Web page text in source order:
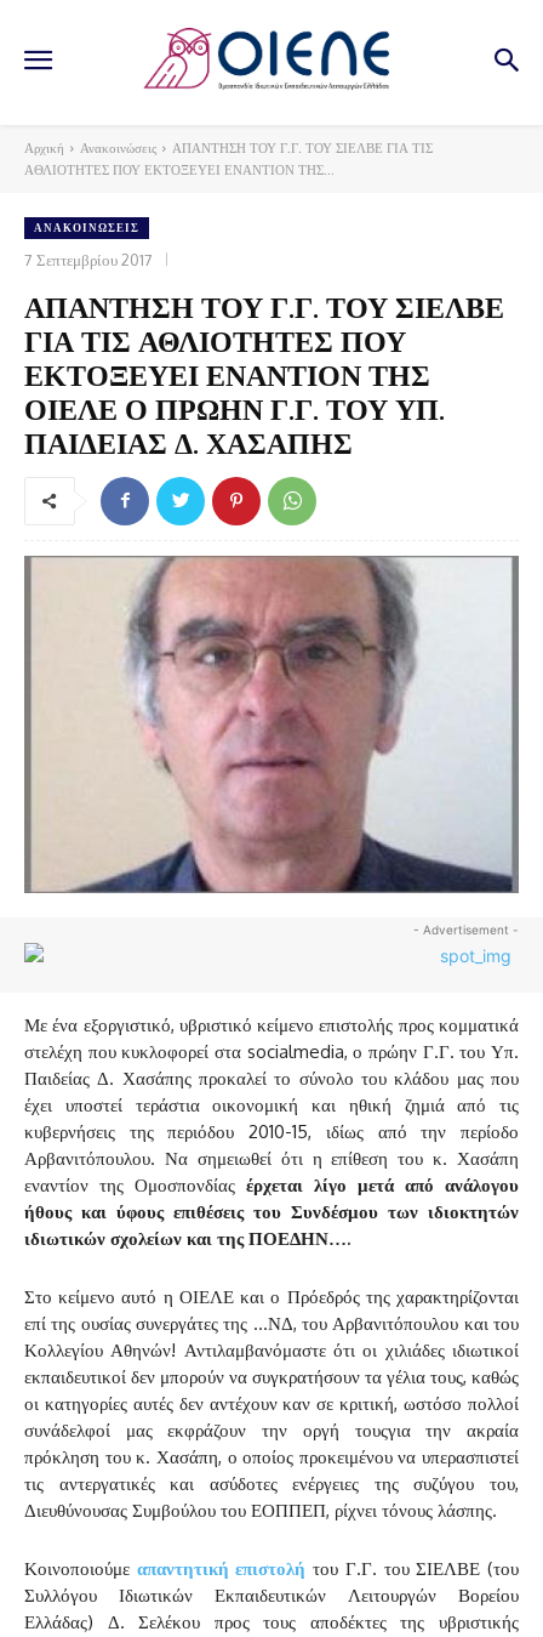
Αρχική Ανακοινώσεις
ΑΠΑΝΤΗΣΗ ΤΟΥ Γ.Γ. ΤΟΥ ΣΙΕΛΒΕ ΓΙΑ ΤΙΣ
ΑΘΛΙΟΤΗΤΕΣ ΠΟΥ ΕΚΤΟΞΕΥΕΙ ΕΝΑΝΤΙΟΝ ΤΗΣ...
ΑΝΑΚΟΙΝΏΣΕΙΣ
7 Σεπτεμβρίου 2017
ΑΠΑΝΤΗΣΗ ΤΟΥ Γ.Γ. ΤΟΥ ΣΙΕΛΒΕ
ΓΙΑ ΤΙΣ ΑΘΛΙΟΤΗΤΕΣ ΠΟΥ
ΕΚΤΟΞΕΥΕΙ ΕΝΑΝΤΙΟΝ ΤΗΣ
ΟΙΕΛΕ Ο ΠΡΩΗΝ Γ.Γ. ΤΟΥ ΥΠ.
ΠΑΙΔΕΙΑΣ Δ. ΧΑΣΑΠΗΣ
- Advertisement -
Με ένα εξοργιστικό, υβριστικό κείμενο επιστολής προς κομματικά
στελέχη που κυκλοφορεί στα socialmedia, ο πρώην Γ.Γ. του Υπ.
Παιδείας Δ. Χασάπης προκαλεί το σύνολο του κλάδου μας που
έχει υποστεί τεράστια οικονομική και ηθική ζημιά από τις
κυβερνήσεις της περιόδου 2010-15, ιδίως από την περίοδο
Αρβανιτόπουλου. Να σημειωθεί ότι η επίθεση του κ. Χασάπη
εναντίον της Ομοσπονδίας έρχεται λίγο μετά από ανάλογου
ήθους και ύφους επιθέσεις του Συνδέσμου των ιδιοκτητών
ιδιωτικών σχολείων και της ΠΟΕΔΗΝ….
Στο κείμενο αυτό η ΟΙΕΛΕ και ο Πρόεδρός της χαρακτηρίζονται
επί της ουσίας συνεργάτες της …ΝΔ, του Αρβανιτόπουλου και του
Κολλεγίου Αθηνών! Αντιλαμβανόμαστε ότι οι χιλιάδες ιδιωτικοί
εκπαιδευτικοί δεν μπορούν να συγκρατήσουν τα γέλια τους, καθώς
οι κατηγορίες αυτές δεν αντέχουν καν σε κριτική, ωστόσο πολλοί
συνάδελφοί μας εκφράζουν την οργή τουςγια την ακραία
πρόκληση του κ. Χασάπη, ο οποίος προκειμένου να υπερασπιστεί
τις αντεργατικές και ασύδοτες ενέργειες της συζύγου του,
Διευθύνουσας Συμβούλου του ΕΟΠΠΕΠ, ρίχνει τόνους λάσπης.
Κοινοποιούμε απαντητική επιστολή του Γ.Γ. του ΣΙΕΛΒΕ (του
Συλλόγου Ιδιωτικών Εκπαιδευτικών Λειτουργών Βορείου
Ελλάδας) Δ. Σελέκου προς τους αποδέκτες της υβριστικής